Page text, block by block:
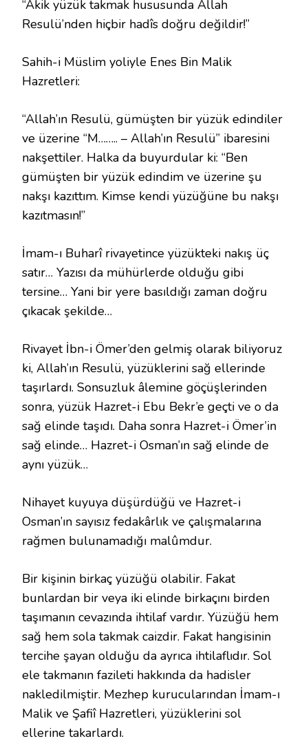
“Akik yüzük takmak hususunda Allah
Resulü’nden hiçbir hadîs doğru değildir!”
Sahih-i Müslim yoliyle Enes Bin Malik
Hazretleri:
“Allah’ın Resulü, gümüşten bir yüzük edindiler
ve üzerine “M…….. – Allah’ın Resulü” ibaresini
nakşettiler. Halka da buyurdular ki: “Ben
gümüşten bir yüzük edindim ve üzerine şu
nakşı kazıttım. Kimse kendi yüzüğüne bu nakşı
kazıtmasın!”
İmam-ı Buharî rivayetince yüzükteki nakış üç
satır… Yazısı da mühürlerde olduğu gibi
tersine… Yani bir yere basıldığı zaman doğru
çıkacak şekilde…
Rivayet İbn-i Ömer’den gelmiş olarak biliyoruz
ki, Allah’ın Resulü, yüzüklerini sağ ellerinde
taşırlardı. Sonsuzluk âlemine göçüşlerinden
sonra, yüzük Hazret-i Ebu Bekr’e geçti ve o da
sağ elinde taşıdı. Daha sonra Hazret-i Ömer’in
sağ elinde… Hazret-i Osman’ın sağ elinde de
aynı yüzük…
Nihayet kuyuya düşürdüğü ve Hazret-i
Osman’ın sayısız fedakârlık ve çalışmalarına
rağmen bulunamadığı malûmdur.
Bir kişinin birkaç yüzüğü olabilir. Fakat
bunlardan bir veya iki elinde birkaçını birden
taşımanın cevazında ihtilaf vardır. Yüzüğü hem
sağ hem sola takmak caizdir. Fakat hangisinin
tercihe şayan olduğu da ayrıca ihtilaflıdır. Sol
ele takmanın fazileti hakkında da hadisler
nakledilmiştir. Mezhep kurucularından İmam-ı
Malik ve Şafiî Hazretleri, yüzüklerini sol
ellerine takarlardı.